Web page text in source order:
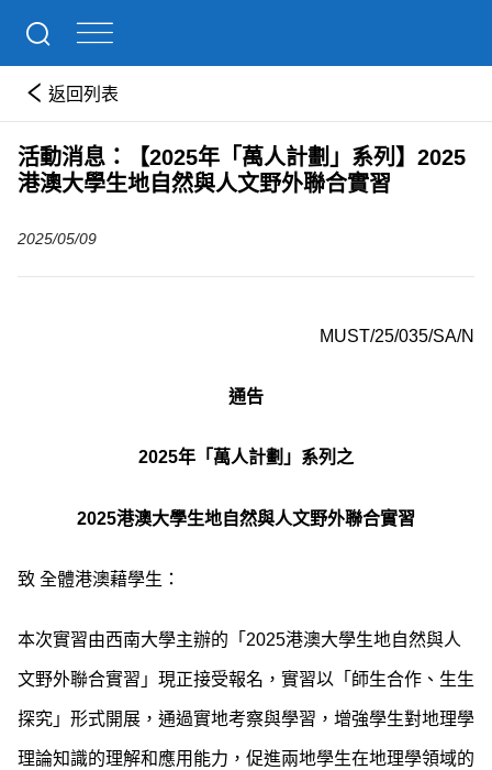
返回列表
活動消息：【2025年「萬人計劃」系列】2025
港澳大學生地自然與人文野外聯合實習
2025/05/09
MUST/25/035/SA/N
通告
2025年「萬人計劃」系列之
2025港澳大學生地自然與人文野外聯合實習
致 全體港澳藉學生：
本次實習由西南大學主辦的「2025港澳大學生地自然與人
文野外聯合實習」現正接受報名，實習以「師生合作、生生
探究」形式開展，通過實地考察與學習，增強學生對地理學
理論知識的理解和應用能力，促進兩地學生在地理學領域的